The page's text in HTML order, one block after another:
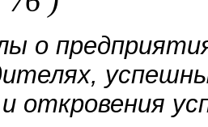
о
откровения